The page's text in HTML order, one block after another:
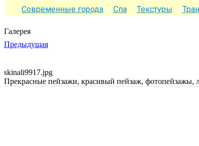
Современные города Спа Текстуры
Галерея
Предыдущая
skinali9917.jpg
Прекрасные пейзажи, красивый пейзаж, фотопейзажы,